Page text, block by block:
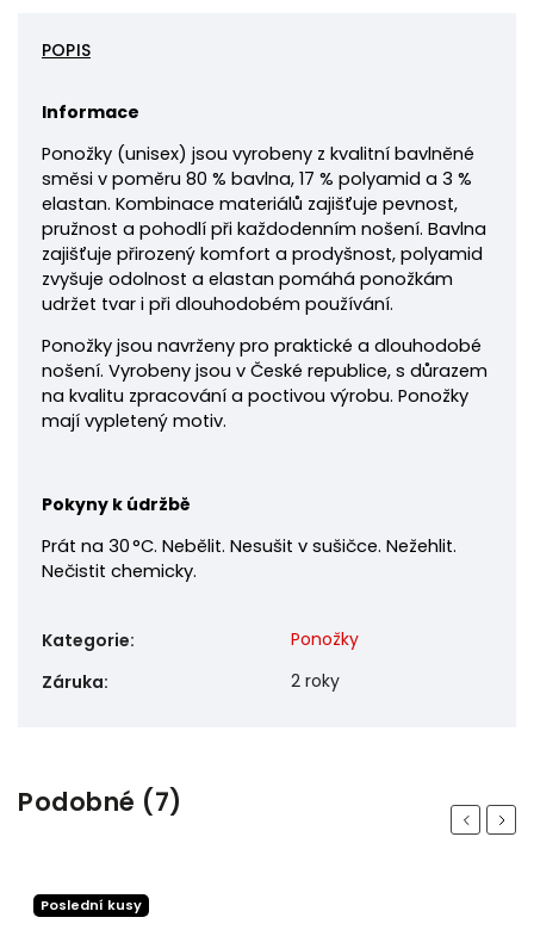
POPIS
Informace
Ponožky (unisex) jsou vyrobeny z kvalitní bavlněné
směsi v poměru 80 % bavlna, 17 % polyamid a 3 %
elastan. Kombinace materiálů zajišťuje pevnost,
pružnost a pohodlí při každodenním nošení. Bavlna
zajišťuje přirozený komfort a prodyšnost, polyamid
zvyšuje odolnost a elastan pomáhá ponožkám
udržet tvar i při dlouhodobém používání.
Ponožky jsou navrženy pro praktické a dlouhodobé
nošení. Vyrobeny jsou v České republice, s důrazem
na kvalitu zpracování a poctivou výrobu. Ponožky
mají vypletený motiv.
Pokyny k údržbě
Prát na 30 °C. Nebělit. Nesušit v sušičce. Nežehlit.
Nečistit chemicky.
Kategorie:
Ponožky
Záruka: 2 roky
Podobné (7) Previous
Poslední kusy
Next